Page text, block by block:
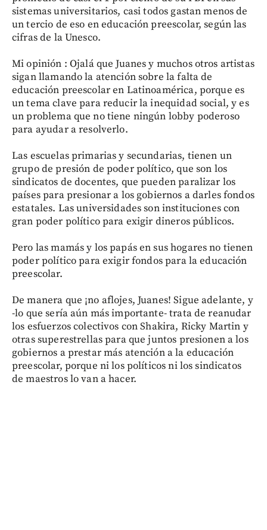
sistemas universitarios, casi todos gastan menos de
un tercio de eso en educación preescolar, según las
cifras de la Unesco.
Mi opinión : Ojalá que Juanes y muchos otros artistas
sigan llamando la atención sobre la falta de
educación preescolar en Latinoamérica, porque es
un tema clave para reducir la inequidad social, y es
un problema que no tiene ningún lobby poderoso
para ayudar a resolverlo.
Las escuelas primarias y secundarias, tienen un
grupo de presión de poder político, que son los
sindicatos de docentes, que pueden paralizar los
países para presionar a los gobiernos a darles fondos
estatales. Las universidades son instituciones con
gran poder político para exigir dineros públicos.
Pero las mamás y los papás en sus hogares no tienen
poder político para exigir fondos para la educación
preescolar.
De manera que ¡no aflojes, Juanes! Sigue adelante, y
-lo que sería aún más importante- trata de reanudar
los esfuerzos colectivos con Shakira, Ricky Martin y
otras superestrellas para que juntos presionen a los
gobiernos a prestar más atención a la educación
preescolar, porque ni los políticos ni los sindicatos
de maestros lo van a hacer.